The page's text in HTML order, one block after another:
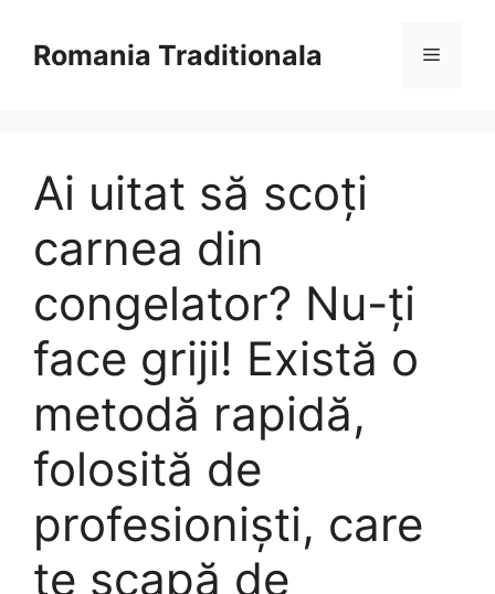
conținutRomania Traditionala Meniu
Ai uitat să scoți
carnea din
congelator? Nu-ți
face griji! Există o
metodă rapidă,
folosită de
profesioniști, care
te scapă de